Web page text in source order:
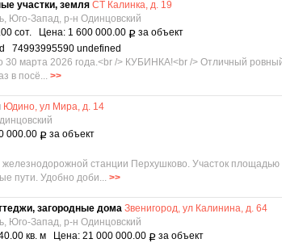
участки, земля СТ Калинка, д. 19
Юго-Запад, р-н Одинцовский
сот. Цена: 1 600 000.00 Р за объект
74993995590 undefined
марта 2026 года.<br /> КУБИНКА!<br /> Отличный
в посё... >>
Юдино, ул Мира, д. 14
000.00 Р за объект
станции Перхушково. Участок
пути. Удобно доби... >>
загородные дома Звенигород, ул Калинина, д. 64
Юго-Запад, р-н Одинцовский
кв. м Цена: 21 000 000.00 Р за объект